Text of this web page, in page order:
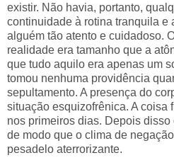
existir. Não havia, portanto,
continuidade à rotina tranquila e
alguém tão atento e cuidadoso.
realidade era tamanho que a
que tudo aquilo era apenas um
tomou nenhuma providência
sepultamento. A presença do
situação esquizofrênica. A coisa
nos primeiros dias. Depois
de modo que o clima de
pesadelo aterrorizante.